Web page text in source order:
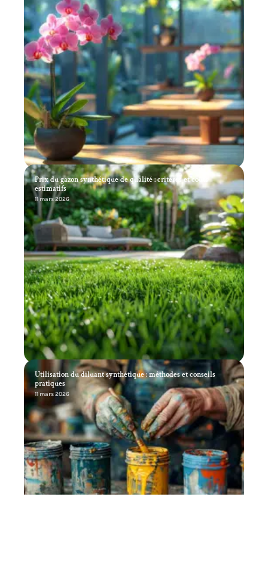
Prix du gazon synthétique de qualité : critères et coûts
estimatifs
11 mars 2026
Utilisation du diluant synthétique : méthodes et conseils
pratiques
11 mars 2026